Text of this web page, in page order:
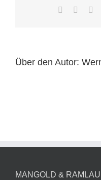
Facebook
Twitter
Über den Autor:
MANGOLD & RAMLAU